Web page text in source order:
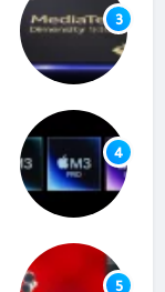
3
4
5